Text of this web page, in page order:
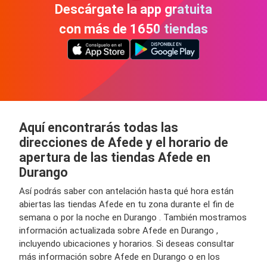
Descárgate la app gratuita
con más de 1650 tiendas
Aquí encontrarás todas las
direcciones de Afede y el horario de
apertura de las tiendas Afede en
Durango
Así podrás saber con antelación hasta qué hora están
abiertas las tiendas Afede en tu zona durante el fin de
semana o por la noche en Durango . También mostramos
información actualizada sobre Afede en Durango ,
incluyendo ubicaciones y horarios. Si deseas consultar
más información sobre Afede en Durango o en los